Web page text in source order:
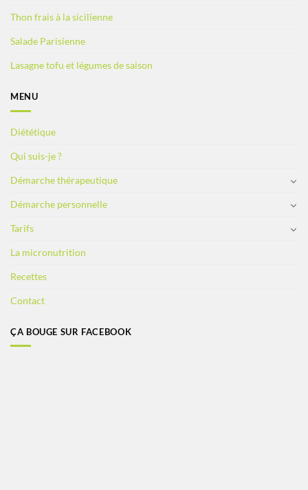
Thon frais à la sicilienne
Salade Parisienne
Lasagne tofu et légumes de saison
MENU
Diététique
Qui suis-je ?
Démarche thérapeutique
Démarche personnelle
Tarifs
La micronutrition
Recettes
Contact
ÇA BOUGE SUR FACEBOOK